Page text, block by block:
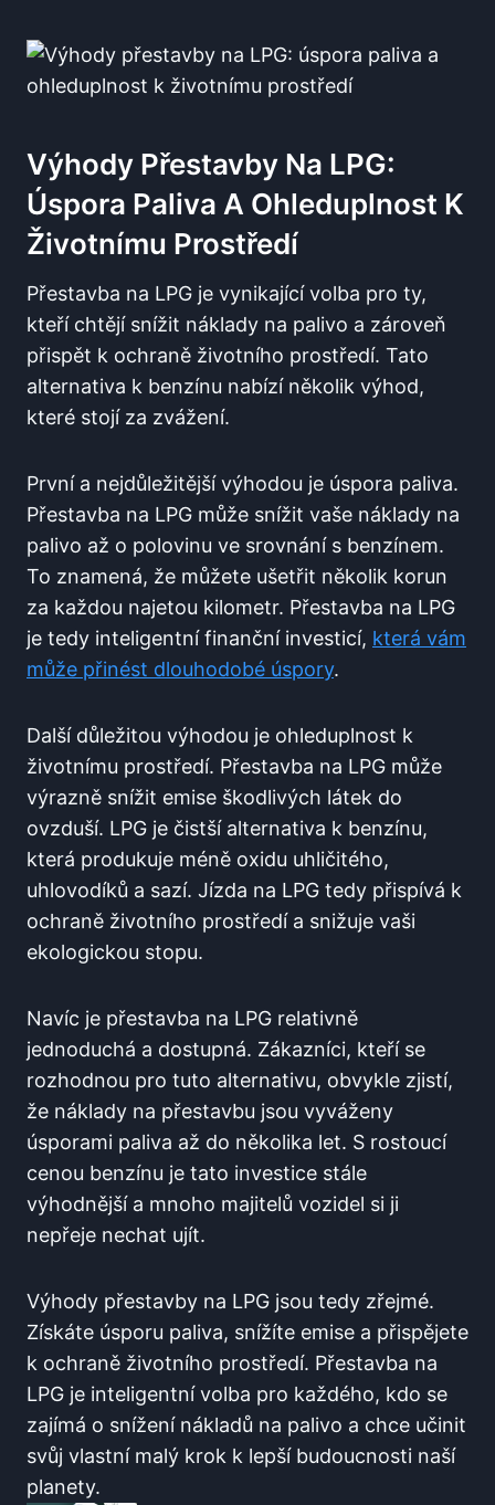
Výhody ⁢přestavby Na LPG:
Úspora ‌paliva A Ohleduplnost K⁢
Životnímu⁤ Prostředí
Přestavba na LPG je vynikající volba pro ty,
kteří ⁢chtějí snížit náklady na ‌palivo⁤ a zároveň​
přispět k⁢ ochraně životního​ prostředí. ‌Tato
alternativa ⁤k benzínu nabízí několik výhod,
⁤které stojí za zvážení.
První⁢ a ‌nejdůležitější výhodou ‍je úspora paliva.⁢
Přestavba ⁢na LPG může snížit vaše náklady ⁤na
palivo až o polovinu ve srovnání⁣ s benzínem.
‌To‍ znamená, že⁢ můžete ušetřit ⁣několik korun
za každou ⁤najetou kilometr. Přestavba na⁤ LPG‍
je tedy inteligentní finanční investicí, která vám⁣
může přinést dlouhodobé​ úspory.
Další důležitou výhodou je ohleduplnost k
životnímu prostředí.⁢ Přestavba‌ na ⁢LPG​ může
výrazně ‌snížit ‌emise škodlivých látek do
‌ovzduší.⁤ LPG ​je čistší alternativa k benzínu,
která‍ produkuje méně oxidu​ uhličitého,⁣
uhlovodíků ‌a sazí. Jízda ⁢na LPG tedy přispívá k​
ochraně životního prostředí a ⁣snižuje ‌vaši
ekologickou stopu.
Navíc je přestavba na LPG relativně⁤
jednoduchá a dostupná. Zákazníci, kteří se
rozhodnou ⁣pro tuto alternativu, ​obvykle zjistí,
že náklady na přestavbu​ jsou ​vyváženy​
úsporami paliva‌ až do ⁤několika ⁢let. S rostoucí
cenou benzínu je tato ⁢investice stále
⁢výhodnější a mnoho majitelů vozidel si⁣ ji
nepřeje nechat ujít.
Výhody přestavby na LPG jsou ‌tedy zřejmé.
Získáte ⁢úsporu paliva, snížíte emise a přispějete
k ochraně ​životního prostředí. Přestavba ⁤na
LPG je inteligentní ⁢volba ⁤pro‍ každého, kdo se
zajímá o snížení nákladů na⁣ palivo a chce učinit
svůj vlastní ⁢malý krok k lepší budoucnosti​ naší
planety.